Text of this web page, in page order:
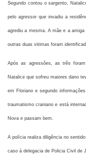
Segundo contou o sargento,
pelo agressor que invadiu a
agrediu a mesma. A mãe e a
outras duas vitimas foram
Após as agressões, as três
Natalice que sofreu maiores dano
em Floriano e segundo
traumatismo craniano e está
Nova e passam bem.
A polícia realiza diligência no
caso à delegacia de Policia Civil de